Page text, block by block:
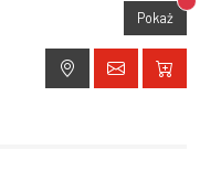
Pokaż